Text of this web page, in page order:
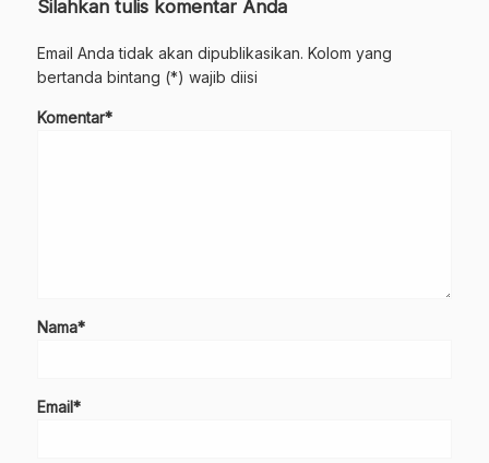
Silahkan tulis komentar Anda
Email Anda tidak akan dipublikasikan. Kolom yang
bertanda bintang (*) wajib diisi
Komentar*
Nama*
Email*